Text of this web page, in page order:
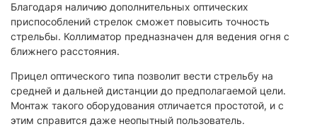
Благодаря наличию дополнительных оптических
приспособлений стрелок сможет повысить точность
стрельбы. Коллиматор предназначен для ведения огня с
ближнего расстояния.
Прицел оптического типа позволит вести стрельбу на
средней и дальней дистанции до предполагаемой цели.
Монтаж такого оборудования отличается простотой, и с
этим справится даже неопытный пользователь.